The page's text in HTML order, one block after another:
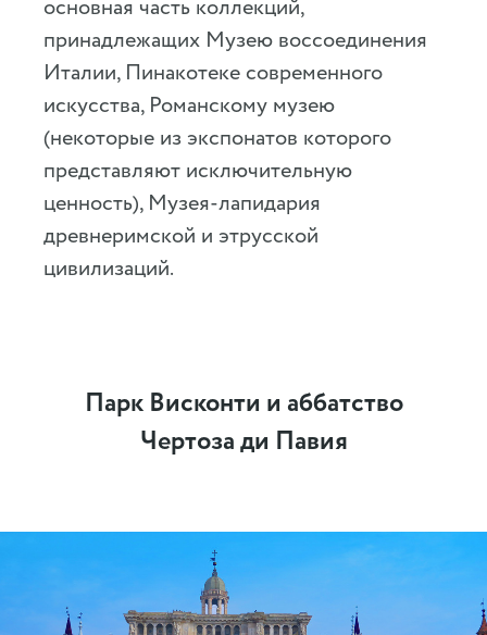
основная часть коллекций,
принадлежащих Музею воссоединения
Италии, Пинакотеке современного
искусства, Романскому музею
(некоторые из экспонатов которого
представляют исключительную
ценность), Музея-лапидария
древнеримской и этрусской
цивилизаций.
Парк Висконти и аббатство
Чертоза ди Павия